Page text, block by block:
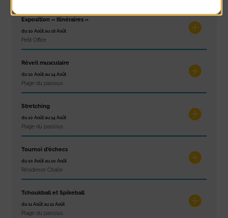
Exposition « Itinéraires »
du 10 Août au 16 Août
Petit Office
Réveil musculaire
du 10 Août au 14 Août
Plage du passous
Stretching
du 10 Août au 14 Août
Plage du passous
Tournoi d’échecs
du 10 Août au 10 Août
Résidence Challe
Tchoukball et Spikeball
du 11 Août au 11 Août
Plage du passous